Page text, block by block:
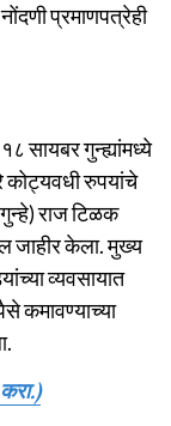
प्रमाणपत्रेही
सायबर गुन्ह्यांमध्ये
कोट्यवधी रुपयांचे
राज टिळक
जाहीर केला. मुख्य
व्यवसायात
कमावण्याच्या